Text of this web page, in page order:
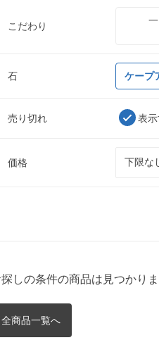
こだわり
石 ケープ
売り切れ 表示
価格
しの条件の商品は見つかり
全商品一覧へ